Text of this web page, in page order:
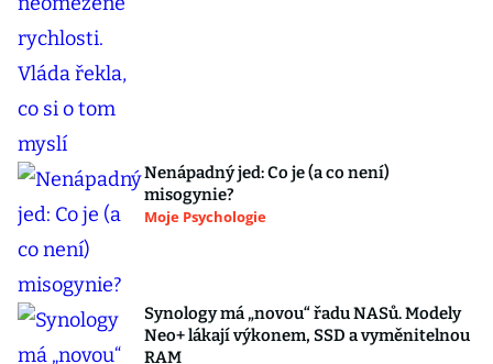
Nenápadný jed: Co je (a co není)
misogynie?
Moje Psychologie
Synology má „novou“ řadu NASů. Modely
Neo+ lákají výkonem, SSD a vyměnitelnou
RAM